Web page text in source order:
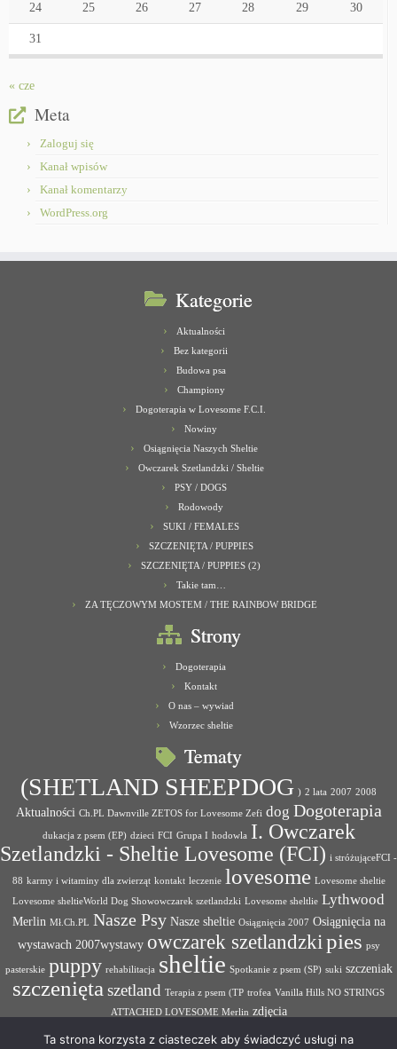
24 25 26 27 28 29 30
31
« cze
Meta
Zaloguj się
Kanał wpisów
Kanał komentarzy
WordPress.org
Kategorie
Aktualności
Bez kategorii
Budowa psa
Championy
Dogoterapia w Lovesome F.C.I.
Nowiny
Osiągnięcia Naszych Sheltie
Owczarek Szetlandzki / Sheltie
PSY / DOGS
Rodowody
SUKI / FEMALES
SZCZENIĘTA / PUPPIES
SZCZENIĘTA / PUPPIES (2)
Takie tam…
ZA TĘCZOWYM MOSTEM / THE RAINBOW BRIDGE
Strony
Dogoterapia
Kontakt
O nas – wywiad
Wzorzec sheltie
Tematy
(SHETLAND SHEEPDOG ) 2 lata 2007 2008
Aktualności Ch.PL Dawnville ZETOS for Lovesome Zefi dog Dogoterapia
dukacja z psem (EP) dzieci FCI Grupa I hodowla I. Owczarek
Szetlandzki - Sheltie Lovesome (FCI) i stróżująceFCI -
88 karmy i witaminy dla zwierząt kontakt leczenie lovesome Lovesome sheltie
Lovesome sheltieWorld Dog Showowczarek szetlandzki Lovesome sheltlie Lythwood
Merlin Mł.Ch.PL Nasze Psy Nasze sheltie Osiągnięcia 2007 Osiągnięcia na
wystawach 2007wystawy owczarek szetlandzkipies psy
pasterskie puppy rehabilitacja sheltie Spotkanie z psem (SP) suki szczeniak
szczenięta szetland Terapia z psem (TP trofea Vanilla Hills NO STRINGS
ATTACHED LOVESOME Merlin zdjęcia
Ta strona korzysta z ciasteczek aby świadczyć usługi na